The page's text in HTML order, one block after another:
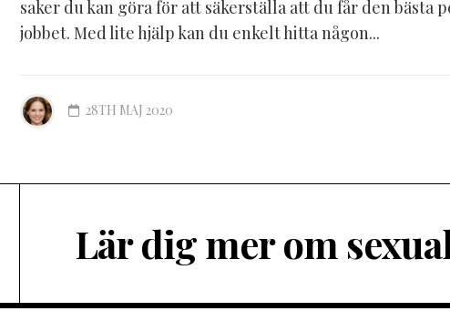
saker du kan göra för att säkerställa att du får den bästa
jobbet. Med lite hjälp kan du enkelt hitta någon...
28TH MAJ 2020
Lär dig mer om